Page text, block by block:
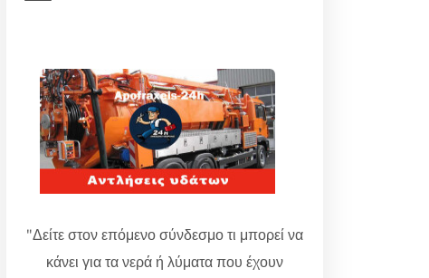
"Δείτε στον επόμενο σύνδεσμο τι μπορεί να
κάνει για τα νερά ή λύματα που έχουν